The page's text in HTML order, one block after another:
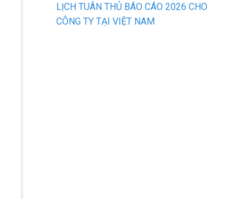
LỊCH TUÂN THỦ BÁO CÁO 2026 CHO
CÔNG TY TẠI VIỆT NAM